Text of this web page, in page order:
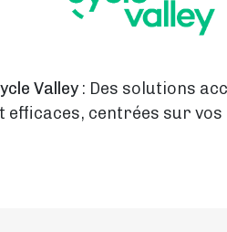
Valley: Des solutions
efficaces, centrées sur vos